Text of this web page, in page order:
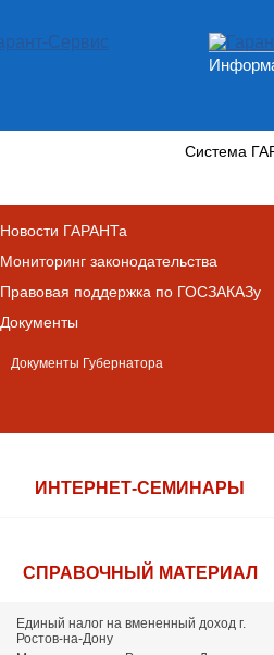
Система
Новости ГАРАНТа
Мониторинг законодательства
Правовая поддержка по ГОСЗАКАЗу
Документы
Документы Губернатора
ИНТЕРНЕТ-СЕМИНАРЫ
СПРАВОЧНЫЙ МАТЕРИАЛ
Единый налог на вмененный доход г.
Ростов-на-Дону